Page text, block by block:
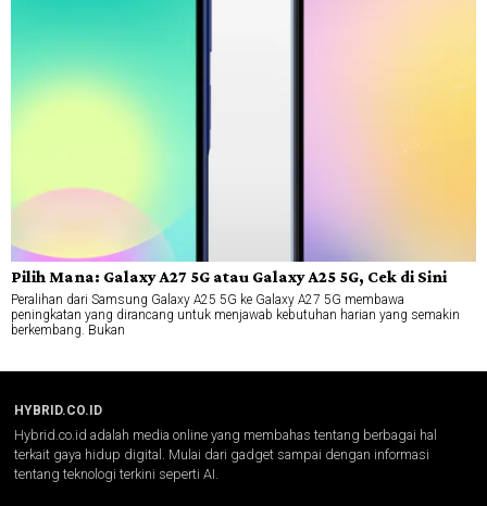
Pilih Mana: Galaxy A27 5G atau Galaxy A25 5G, Cek di Sini
Peralihan dari Samsung Galaxy A25 5G ke Galaxy A27 5G membawa
peningkatan yang dirancang untuk menjawab kebutuhan harian yang semakin
berkembang. Bukan
HYBRID.CO.ID
Hybrid.co.id adalah media online yang membahas tentang berbagai hal
terkait gaya hidup digital. Mulai dari gadget sampai dengan informasi
tentang teknologi terkini seperti AI.